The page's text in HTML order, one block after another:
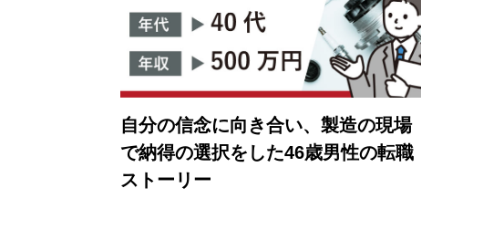
自分の信念に向き合い、製造の現場
で納得の選択をした46歳男性の転職
ストーリー